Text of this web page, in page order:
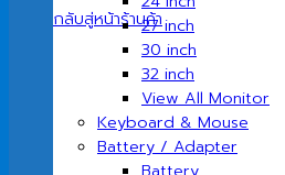
กลับสู่หน้าร้านค้า27 inch
30 inch
32 inch
View All Monitor
Keyboard & Mouse
Battery / Adapter